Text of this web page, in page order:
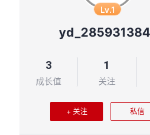
Lv.1
yd_285931384
3
成长值
1
关注
+ 关注 私信